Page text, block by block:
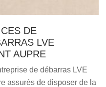
DE
LVE
AUPRE
de débarras LVE
assurés de disposer de la